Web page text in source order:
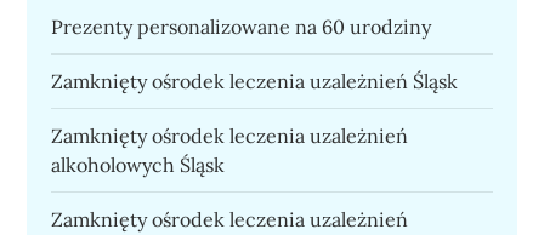
Prezenty personalizowane na 60 urodziny
Zamknięty ośrodek leczenia uzależnień Śląsk
Zamknięty ośrodek leczenia uzależnień
alkoholowych Śląsk
Zamknięty ośrodek leczenia uzależnień